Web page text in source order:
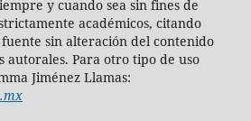
y cuando sea sin fines de
académicos, citando
sin alteración del contenido
autorales. Para otro tipo de uso
Jiménez Llamas: